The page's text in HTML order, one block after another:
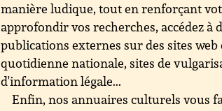
manière ludique, tout en renforçant
approfondir vos recherches, accédez à
publications externes sur des sites web
quotidienne nationale, sites de
d'information légale...
Enfin, nos annuaires culturels vous